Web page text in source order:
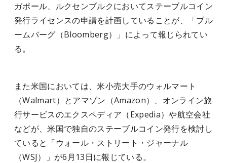
ガポール、ルクセンブルクにおいてステーブルコイン
発行ライセンスの申請を計画していることが、「ブル
ームバーグ（Bloomberg）」によって報じられてい
る。
また米国においては、米小売大手のウォルマート
（Walmart）とアマゾン（Amazon）、オンライン旅
行サービスのエクスペディア（Expedia）や航空会社
などが、米国で独自のステーブルコイン発行を検討し
ていると「ウォール・ストリート・ジャーナル
（WSJ）」が6月13日に報じている。